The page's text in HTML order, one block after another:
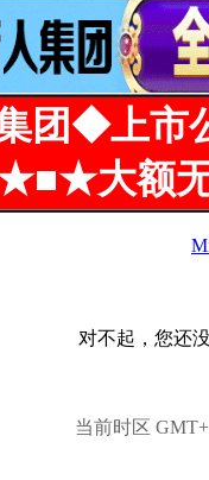
集团◆上
★■★大额
对不起，您还
当前时区